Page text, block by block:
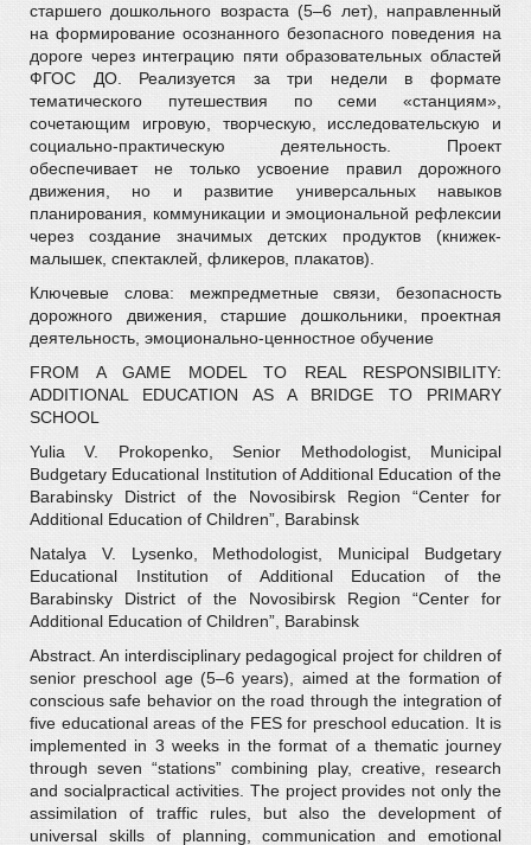
старшего дошкольного возраста (5–6 лет), направленный
на формирование осознанного безопасного поведения на
дороге через интеграцию пяти образовательных областей
ФГОС ДО. Реализуется за три недели в формате
тематического путешествия по семи «станциям»,
сочетающим игровую, творческую, исследовательскую и
социально-практическую деятельность. Проект
обеспечивает не только усвоение правил дорожного
движения, но и развитие универсальных навыков
планирования, коммуникации и эмоциональной рефлексии
через создание значимых детских продуктов (книжек-
малышек, спектаклей, фликеров, плакатов).
Ключевые слова: межпредметные связи, безопасность
дорожного движения, старшие дошкольники, проектная
деятельность, эмоционально-ценностное обучение
FROM A GAME MODEL TO REAL RESPONSIBILITY:
ADDITIONAL EDUCATION AS A BRIDGE TO PRIMARY
SCHOOL
Yulia V. Prokopenko, Senior Methodologist, Municipal
Budgetary Educational Institution of Additional Education of the
Barabinsky District of the Novosibirsk Region “Center for
Additional Education of Children”, Barabinsk
Natalya V. Lysenko, Methodologist, Municipal Budgetary
Educational Institution of Additional Education of the
Barabinsky District of the Novosibirsk Region “Center for
Additional Education of Children”, Barabinsk
Abstract. An interdisciplinary pedagogical project for children of
senior preschool age (5–6 years), aimed at the formation of
conscious safe behavior on the road through the integration of
five educational areas of the FES for preschool education. It is
implemented in 3 weeks in the format of a thematic journey
through seven “stations” combining play, creative, research
and socialpractical activities. The project provides not only the
assimilation of traffic rules, but also the development of
universal skills of planning, communication and emotional